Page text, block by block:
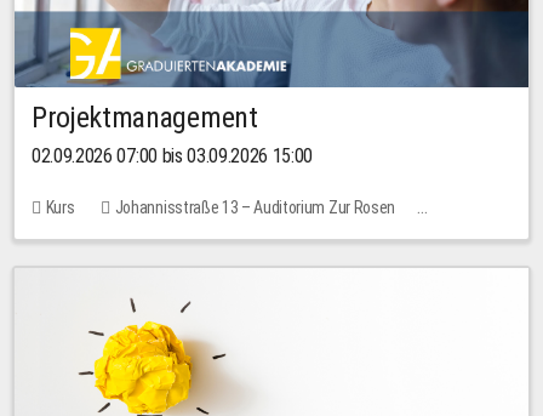
Projektmanagement
02.09.2026 07:00 bis 03.09.2026 15:00
Kurs
Johannisstraße 13 – Auditorium Zur Rosen
Keine freien Plätze
30,00 EUR